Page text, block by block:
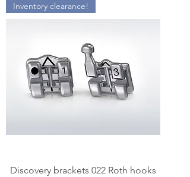
Inventory clearance!
Discovery brackets 022 Roth hooks